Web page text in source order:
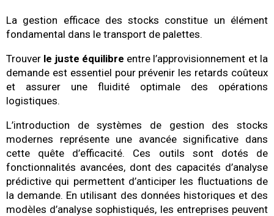
La gestion efficace des stocks constitue un élément
fondamental dans le transport de palettes.
Trouver le juste équilibre entre l’approvisionnement et la
demande est essentiel pour prévenir les retards coûteux
et assurer une fluidité optimale des opérations
logistiques.
L’introduction de systèmes de gestion des stocks
modernes représente une avancée significative dans
cette quête d’efficacité. Ces outils sont dotés de
fonctionnalités avancées, dont des capacités d’analyse
prédictive qui permettent d’anticiper les fluctuations de
la demande. En utilisant des données historiques et des
modèles d’analyse sophistiqués, les entreprises peuvent